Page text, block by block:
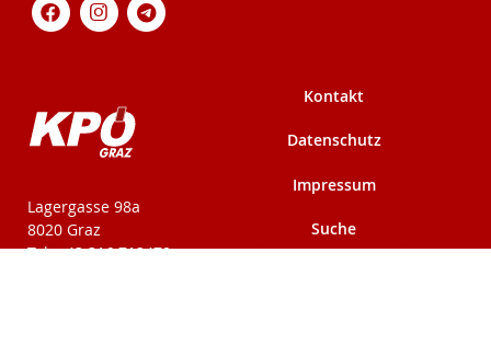
KPÖ-Steiermark
Lagergasse 98a
8020 Graz
Tel: +43 316 712479
Kontakt
Datenschutz
Impressum
Suche